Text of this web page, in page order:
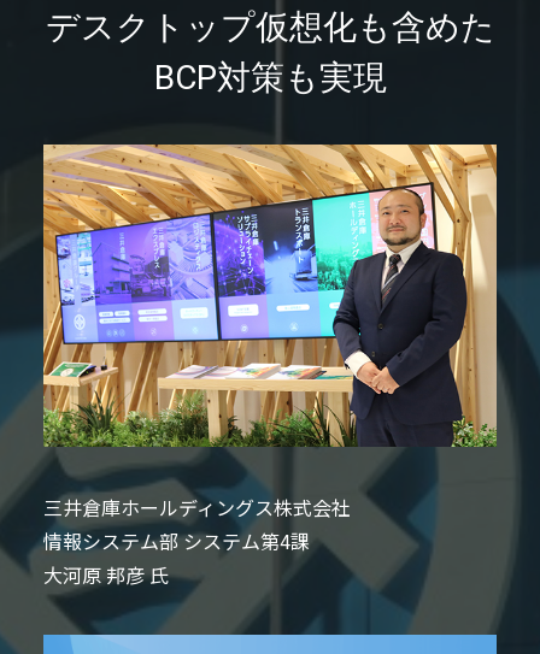
デスクトップ仮想化も含めた
BCP対策も実現
三井倉庫ホールディングス株式会社
情報システム部 システム第4課
大河原 邦彦 氏